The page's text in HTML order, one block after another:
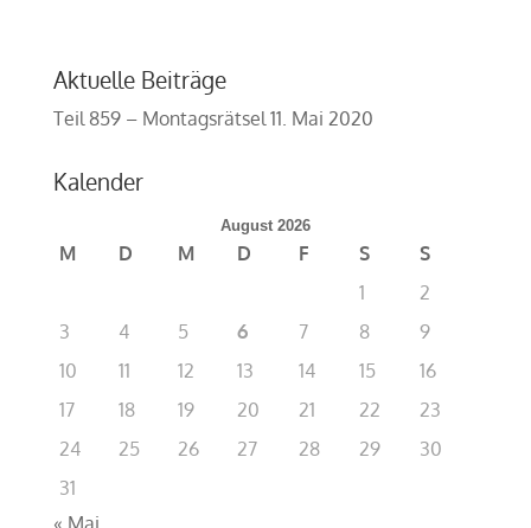
Aktuelle Beiträge
Teil 859 – Montagsrätsel 11. Mai 2020
Kalender
August 2026
M D M D F S
S
1
2
3
4 5 6 7 8
9
10
11 12 13 14 15
16
17
18 19 20 21 22
23
24
25 26 27 28 29
30
31
« Mai